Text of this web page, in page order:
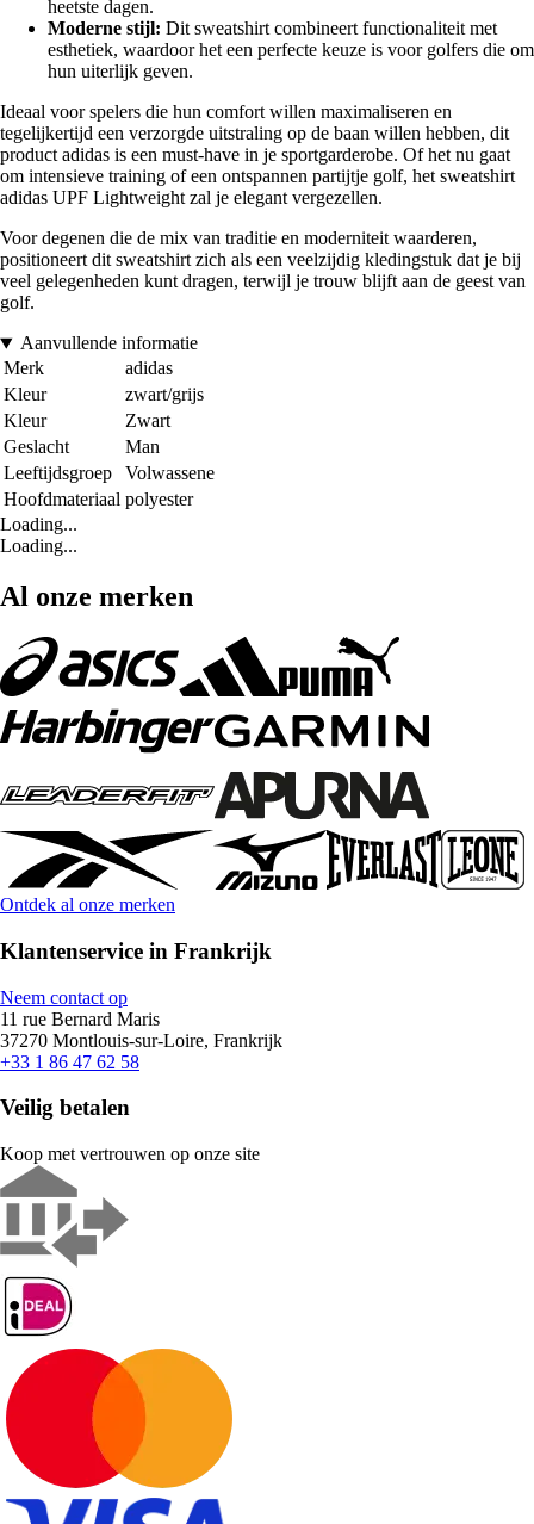
heetste dagen.
Moderne stijl: Dit sweatshirt combineert functionaliteit met
esthetiek, waardoor het een perfecte keuze is voor golfers die om
hun uiterlijk geven.
Ideaal voor spelers die hun comfort willen maximaliseren en
tegelijkertijd een verzorgde uitstraling op de baan willen hebben, dit
product adidas is een must-have in je sportgarderobe. Of het nu gaat
om intensieve training of een ontspannen partijtje golf, het sweatshirt
adidas UPF Lightweight zal je elegant vergezellen.
Voor degenen die de mix van traditie en moderniteit waarderen,
positioneert dit sweatshirt zich als een veelzijdig kledingstuk dat je bij
veel gelegenheden kunt dragen, terwijl je trouw blijft aan de geest van
golf.
Aanvullende informatie
Merk
adidas
Kleur
zwart/grijs
Kleur
Zwart
Geslacht
Man
Leeftijdsgroep
Volwassene
Hoofdmateriaal polyester
Loading...
Loading...
Al onze merken
Ontdek al onze merken
Klantenservice in Frankrijk
Neem contact op
11 rue Bernard Maris
37270 Montlouis-sur-Loire, Frankrijk
+33 1 86 47 62 58
Veilig betalen
Koop met vertrouwen op onze site